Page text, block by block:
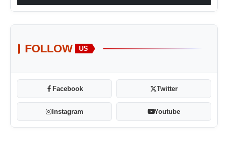
FOLLOW US
Facebook Twitter
Instagram Youtube